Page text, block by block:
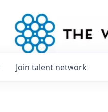
Join talent network